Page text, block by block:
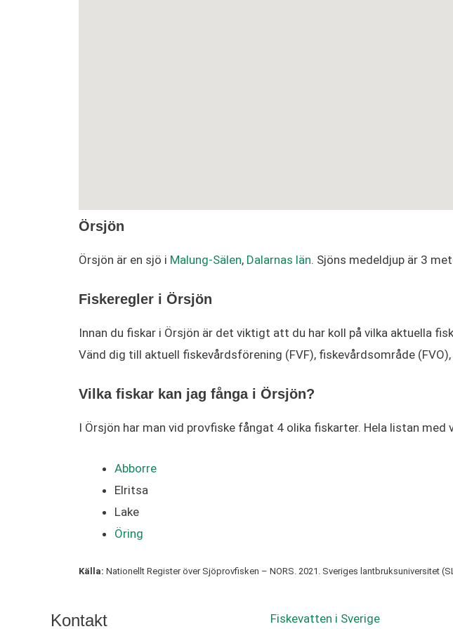
Örsjön
Örsjön är en sjö i Malung-Sälen, Dalarnas län. Sjöns medeldjup är 3
Fiskeregler i Örsjön
Innan du fiskar i Örsjön är det viktigt att du har koll på vilka aktuella
Vänd dig till aktuell fiskevårdsförening (FVF), fiskevårdsområde
Vilka fiskar kan jag fånga i Örsjön?
I Örsjön har man vid provfiske fångat 4 olika fiskarter. Hela listan
Abborre
Elritsa
Lake
Öring
Källa: Nationellt Register över Sjöprovfisken – NORS. 2021. Sveriges lantbruksuniversitet
Kontakt Fiskevatten i Sverige